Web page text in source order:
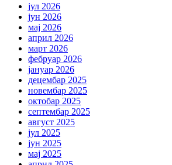
јул 2026
јун 2026
мај 2026
април 2026
март 2026
фебруар 2026
јануар 2026
децембар 2025
новембар 2025
октобар 2025
септембар 2025
август 2025
јул 2025
јун 2025
мај 2025